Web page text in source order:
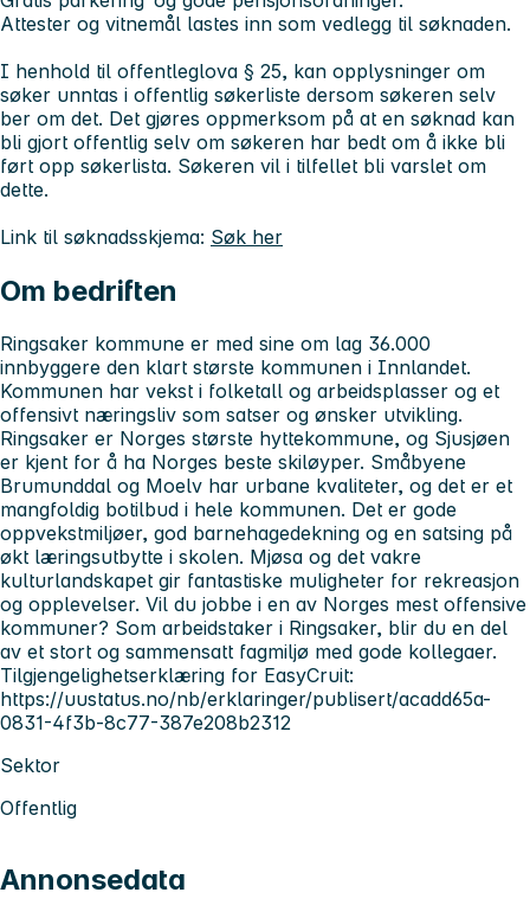
Attester og vitnemål lastes inn som vedlegg til søknaden.
I henhold til offentleglova § 25, kan opplysninger om
søker unntas i offentlig søkerliste dersom søkeren selv
ber om det. Det gjøres oppmerksom på at en søknad kan
bli gjort offentlig selv om søkeren har bedt om å ikke bli
ført opp søkerlista. Søkeren vil i tilfellet bli varslet om
dette.
Link til søknadsskjema: Søk her
Om bedriften
Ringsaker kommune er med sine om lag 36.000
innbyggere den klart største kommunen i Innlandet.
Kommunen har vekst i folketall og arbeidsplasser og et
offensivt næringsliv som satser og ønsker utvikling.
Ringsaker er Norges største hyttekommune, og Sjusjøen
er kjent for å ha Norges beste skiløyper. Småbyene
Brumunddal og Moelv har urbane kvaliteter, og det er et
mangfoldig botilbud i hele kommunen. Det er gode
oppvekstmiljøer, god barnehagedekning og en satsing på
økt læringsutbytte i skolen. Mjøsa og det vakre
kulturlandskapet gir fantastiske muligheter for rekreasjon
og opplevelser. Vil du jobbe i en av Norges mest offensive
kommuner? Som arbeidstaker i Ringsaker, blir du en del
av et stort og sammensatt fagmiljø med gode kollegaer.
Tilgjengelighetserklæring for EasyCruit:
https://uustatus.no/nb/erklaringer/publisert/acadd65a-
0831-4f3b-8c77-387e208b2312
Sektor
Offentlig
Annonsedata